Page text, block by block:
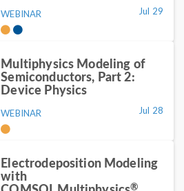
WEBINAR Jul 29
Multiphysics Modeling of
Semiconductors, Part 2:
Device Physics
WEBINAR Jul 28
Electrodeposition Modeling
with
®